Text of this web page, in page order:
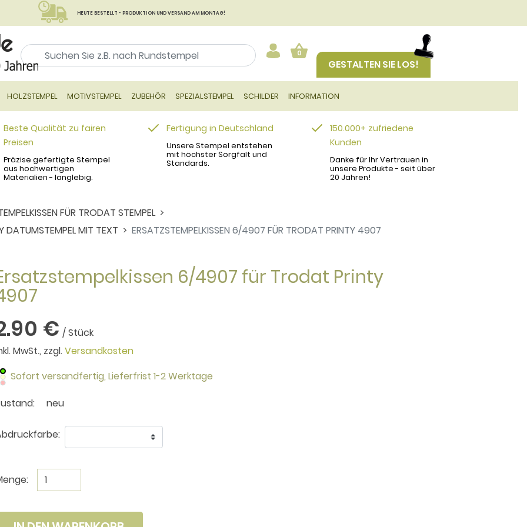
HEUTE BESTELLT - PRODUKTION UND VERSAND AM MONTAG!
0
GESTALTEN SIE LOS!
HOLZSTEMPEL MOTIVSTEMPEL ZUBEHÖR SPEZIALSTEMPEL SCHILDER INFORMATION
Beste Qualität zu fairen
Preisen
Präzise gefertigte Stempel
aus hochwertigen
Materialien - langlebig.
Fertigung in Deutschland
Unsere Stempel entstehen
mit höchster Sorgfalt und
Standards.
150.000+ zufriedene
Kunden
Danke für Ihr Vertrauen in
unsere Produkte - seit über
20 Jahren!
FÜR TRODAT STEMPEL
DATUMSTEMPEL MIT TEXT
ERSATZSTEMPELKISSEN 6/4907 FÜR TRODAT PRINTY 4907
6/4907 für Trodat Printy
€ / Stück
MwSt., zzgl.Versandkosten
Sofort versandfertig, Lieferfrist 1-2 Werktage
neu